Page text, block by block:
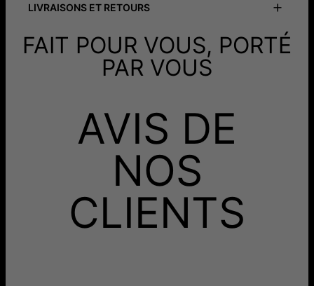
LIVRAISONS ET RETOURS
Vous pourrez choisir vos options de livraison à l'étape du
règlement de votre commande:
Date de livraison
Livraison Gratuite
jeu. 20 août - ven. 21
août
Recevez-le avant
août
Les délais mentionnés comprennent le temps de
production.
FAIT POUR VOUS, PORTÉ
PAR VOUS
AVIS DE
NOS
CLIENTS